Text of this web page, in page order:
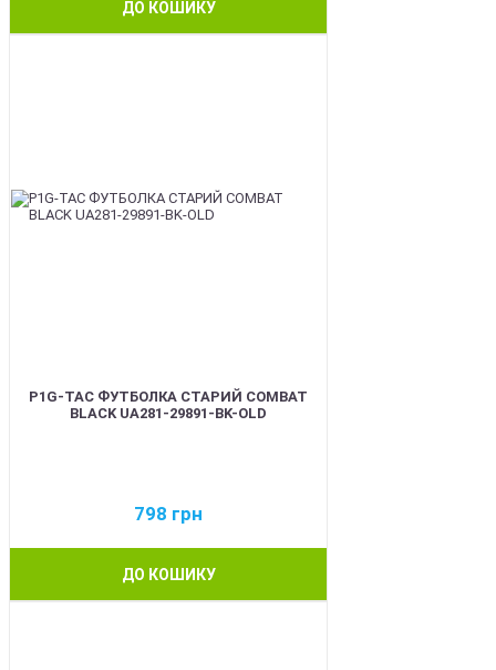
ДО КОШИКУ
P1G-TAC ФУТБОЛКА СТАРИЙ COMBAT
BLACK UA281-29891-BK-OLD
798 грн
ДО КОШИКУ